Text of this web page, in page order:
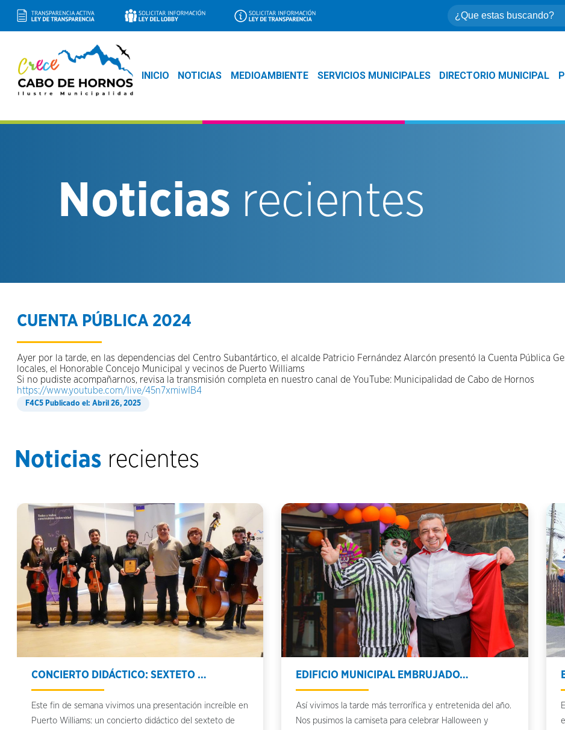
INICIO NOTICIAS MEDIOAMBIENTE SERVICIOS MUNICIPALES DIRECTORIO MUNICIPAL
Noticias recientes
CUENTA PÚBLICA 2024
Ayer por la tarde, en las dependencias del Centro Subantártico, el alcalde Patricio Fernández Alarcón presentó la Cuenta Pública
locales, el Honorable Concejo Municipal y vecinos de Puerto Williams
Si no pudiste acompañarnos, revisa la transmisión completa en nuestro canal de YouTube: Municipalidad de Cabo de Hornos
https://www.youtube.com/live/45n7xmiwIB4
Publicado el: Abril 26, 2025
Noticias recientes
CONCIERTO DIDÁCTICO: SEXTETO …
Este fin de semana vivimos una presentación increíble en
Puerto Williams: un concierto didáctico del sexteto de
EDIFICIO MUNICIPAL EMBRUJADO…
Así vivimos la tarde más terrorífica y entretenida del año.
Nos pusimos la camiseta para celebrar Halloween y